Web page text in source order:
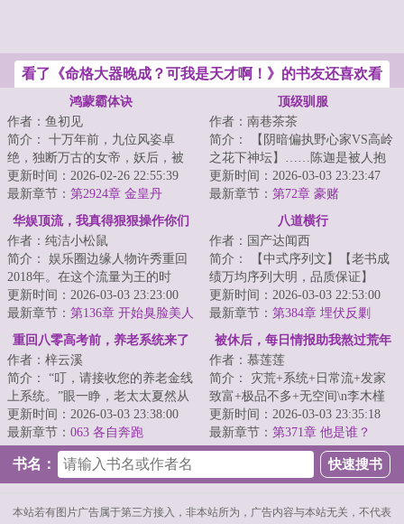
看了《命格大器晚成？可我是天才啊！》的书友还喜欢看
鸿蒙霸体诀
作者：鱼初见
简介： 十万年前，九位风姿卓
绝，独断万古的女帝，妖后，被
封印于鸿蒙金塔之中。
更新时间：2026-02-26 22:55:39
最新章节： 第2924章 金皇丹
顶级驯服
作者：南巷茶茶
简介： 【阴暗偏执野心家VS高岭
之花下神坛】……陈迦是被人抱
错的真千金。
更新时间：2026-03-03 23:23:47
最新章节： 第72章 豪赌
华娱顶流，我真得狠狠操作你们
了
作者：纯洁小松鼠
简介： 娱乐圈边缘人物许秀重回
2018年。在这个流量为王的时
代，四大三小如日中天，大花与
小花...
更新时间：2026-03-03 23:23:00
最新章节： 第136章 开始臭脸美人
养成计划（补更求月票求订阅）
八道横行
作者：国产达闻西
简介： 【中式序列文】【老书成
绩万均序列大明，品质保证】
地有东南...
更新时间：2026-03-03 22:53:00
最新章节： 第384章 埋伏反剿
重回八零高考前，养老系统来了
作者：梓云溪
简介： “叮，请接收您的养老金线
上系统。”眼一睁，老太太夏然从
2025重返1980。
更新时间：2026-03-03 23:38:00
最新章节： 063 各自奔跑
被休后，每日情报助我熬过荒年
作者：慕莲莲
简介： 灾荒+系统+日常流+发家
致富+极品不多+无空间\n李木槿
在末世挣扎求生了一年，死于饥...
更新时间：2026-03-03 23:35:18
最新章节： 第371章 他是谁？
书名：
本站若有图片广告属于第三方接入，非本站所为，广告内容与本站无关，不代表